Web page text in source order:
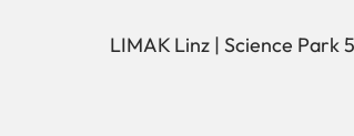
LIMAK Linz | Science Park 5